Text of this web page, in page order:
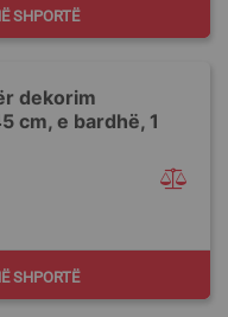
SHPORTË
dekorim
cm, e bardhë, 1
SHPORTË